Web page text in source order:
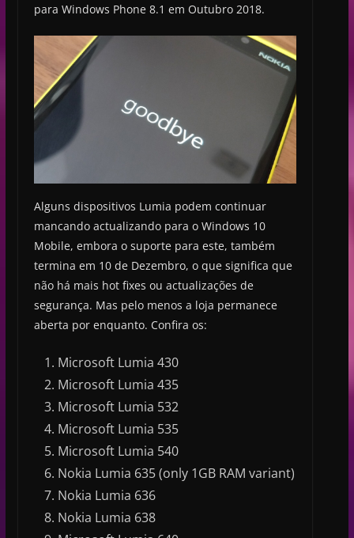
para Windows Phone 8.1 em Outubro 2018.
Alguns dispositivos Lumia podem continuar
mancando actualizando para o Windows 10
Mobile, embora o suporte para este, também
termina em 10 de Dezembro, o que significa que
não há mais hot fixes ou actualizações de
segurança. Mas pelo menos a loja permanece
aberta por enquanto. Confira os:
Microsoft Lumia 430
Microsoft Lumia 435
Microsoft Lumia 532
Microsoft Lumia 535
Microsoft Lumia 540
Nokia Lumia 635 (only 1GB RAM variant)
Nokia Lumia 636
Nokia Lumia 638